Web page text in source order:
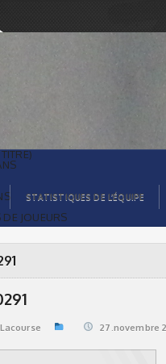
de témiscaming
JOUEURS
STATISTIQUES DE L’ÉQUIPE
27.novembre